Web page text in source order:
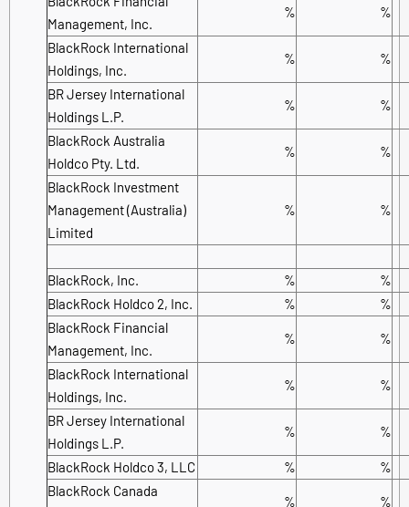
Management, Inc.
% %
BlackRock International
Holdings, Inc.
% %
BR Jersey International
Holdings L.P.
% %
BlackRock Australia
Holdco Pty. Ltd.
% %
BlackRock Investment
Management (Australia)
Limited
% %
BlackRock, Inc. %
%
BlackRock Holdco 2, Inc.
%
%
BlackRock Financial
Management, Inc.
% %
BlackRock International
Holdings, Inc.
% %
BR Jersey International
Holdings L.P.
% %
BlackRock Holdco 3, LLC %
%
BlackRock Canada
% %